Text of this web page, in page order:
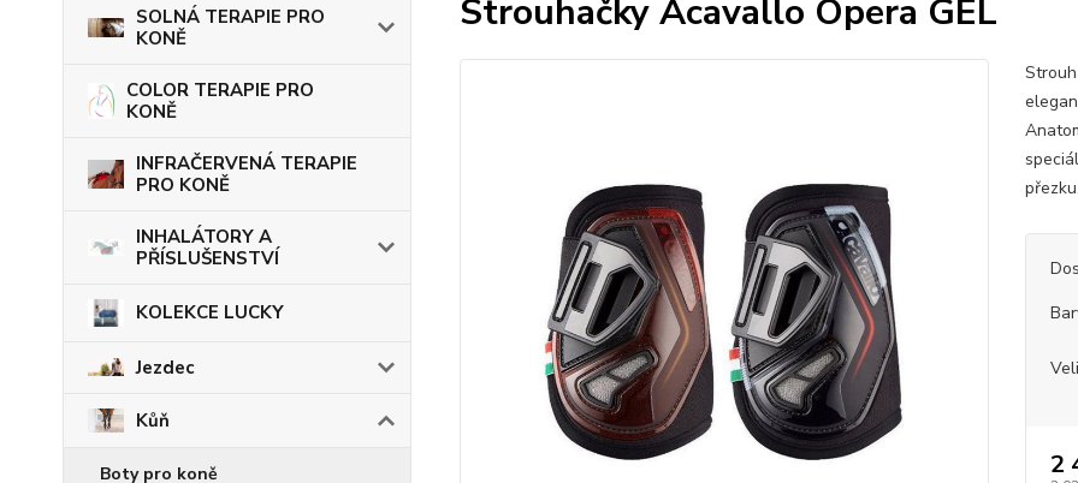
SOLNÁ TERAPIE PRO
KONĚ
COLOR TERAPIE PRO
KONĚ
INFRAČERVENÁ TERAPIE
PRO KONĚ
INHALÁTORY A
PŘÍSLUŠENSTVÍ
KOLEKCE LUCKY
Jezdec
Kůň
Boty pro koně
Strouhačky Acavallo Opera GEL
2